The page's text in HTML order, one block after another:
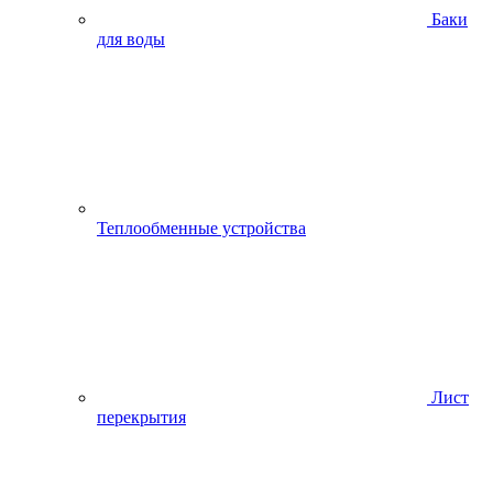
Баки
для воды
Теплообменные устройства
Лист
перекрытия